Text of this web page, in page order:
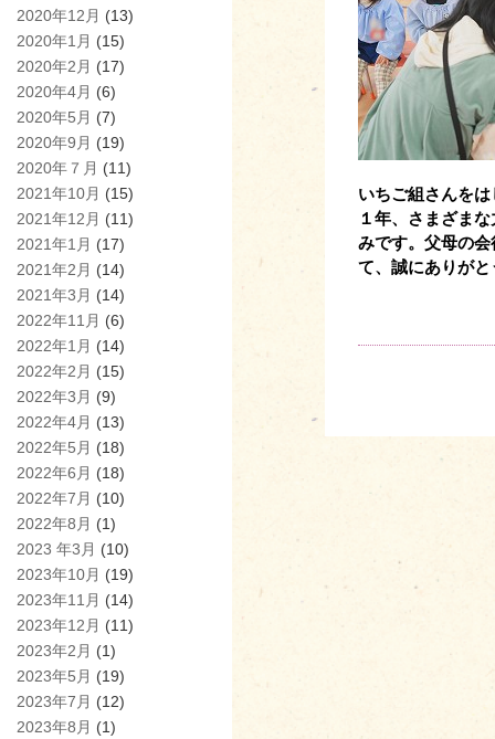
2020年12月 (13)
2020年1月 (15)
2020年2月 (17)
2020年4月 (6)
2020年5月 (7)
2020年9月 (19)
2020年７月 (11)
2021年10月 (15)
2021年12月 (11)
2021年1月 (17)
2021年2月 (14)
2021年3月 (14)
2022年11月 (6)
2022年1月 (14)
2022年2月 (15)
2022年3月 (9)
2022年4月 (13)
2022年5月 (18)
2022年6月 (18)
2022年7月 (10)
2022年8月 (1)
2023 年3月 (10)
2023年10月 (19)
2023年11月 (14)
2023年12月 (11)
2023年2月 (1)
2023年5月 (19)
2023年7月 (12)
2023年8月 (1)
いちご組さんを
１年、さまざま
みです。 父母の会
て、誠にありが